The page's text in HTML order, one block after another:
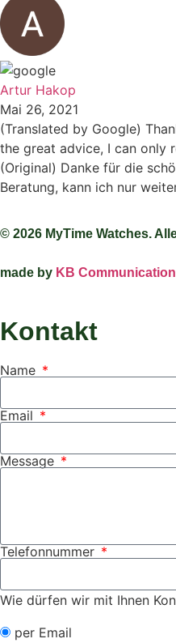
Artur Hakop
Mai 26, 2021
(Translated by Google)
the great advice, I can only
(Original) Danke für die
Beratung, kann ich nur
© 2026 MyTime Watches.
made by KB Communication
Kontakt
Name
Email
Message
Telefonnummer
Wie dürfen wir mit Ihnen
per Email